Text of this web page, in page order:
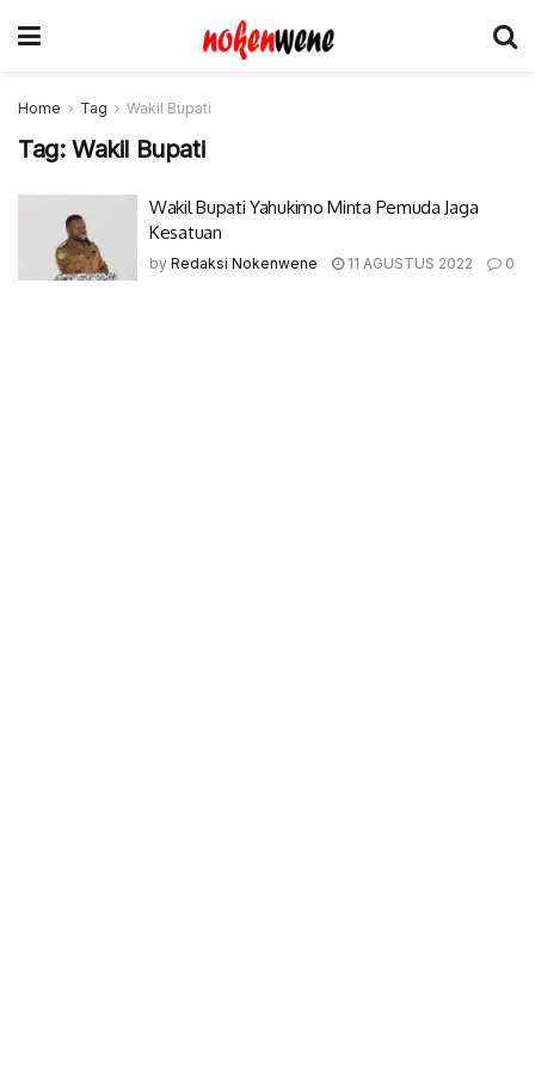
Home Tag Wakil Bupati
Tag: Wakil Bupati
Wakil Bupati Yahukimo Minta Pemuda Jaga
Kesatuan
by Redaksi Nokenwene 11 AGUSTUS 2022 0